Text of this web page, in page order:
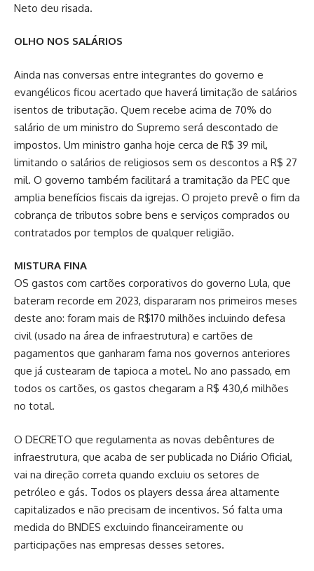
Neto deu risada.
OLHO NOS SALÁRIOS
Ainda nas conversas entre integrantes do governo e
evangélicos ficou acertado que haverá limitação de salários
isentos de tributação. Quem recebe acima de 70% do
salário de um ministro do Supremo será descontado de
impostos. Um ministro ganha hoje cerca de R$ 39 mil,
limitando o salários de religiosos sem os descontos a R$ 27
mil. O governo também facilitará a tramitação da PEC que
amplia benefícios fiscais da igrejas. O projeto prevê o fim da
cobrança de tributos sobre bens e serviços comprados ou
contratados por templos de qualquer religião.
MISTURA FINA
OS gastos com cartões corporativos do governo Lula, que
bateram recorde em 2023, dispararam nos primeiros meses
deste ano: foram mais de R$170 milhões incluindo defesa
civil (usado na área de infraestrutura) e cartões de
pagamentos que ganharam fama nos governos anteriores
que já custearam de tapioca a motel. No ano passado, em
todos os cartões, os gastos chegaram a R$ 430,6 milhões
no total.
O DECRETO que regulamenta as novas debêntures de
infraestrutura, que acaba de ser publicada no Diário Oficial,
vai na direção correta quando excluiu os setores de
petróleo e gás. Todos os players dessa área altamente
capitalizados e não precisam de incentivos. Só falta uma
medida do BNDES excluindo financeiramente ou
participações nas empresas desses setores.